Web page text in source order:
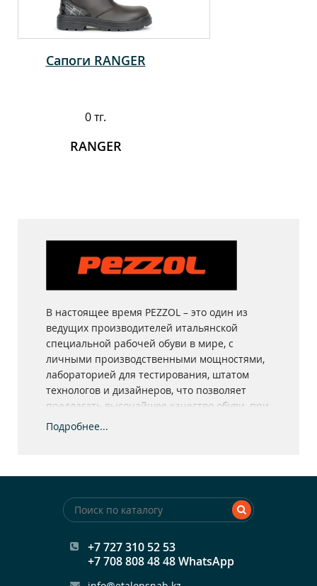
Сапоги RANGER
0 тг.
RANGER
В настоящее время PEZZOL – это один из
ведущих производителей итальянской
специальной рабочей обуви в мире, с
личными производственными мощностями,
лабораторией для тестирования, штатом
технологов и дизайнеров, что позволяет
предлагать высочайшее качество обуви, при
этом сохраняя доступные цены.
Компания PEZZOL изготовляет обувь для всех
Энергетика и техническое обслуживание,
Логистика, Транспорт и другие. Во время
необходимых для работы в различных
экстремальных условиях, компания PEZZOL
Подробнее...
+7 727 310 52 53
+7 708 808 48 48 WhatsApp